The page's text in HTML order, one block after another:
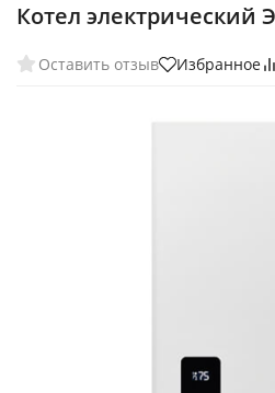
Котел электрический
Оставить отзыв Избранное